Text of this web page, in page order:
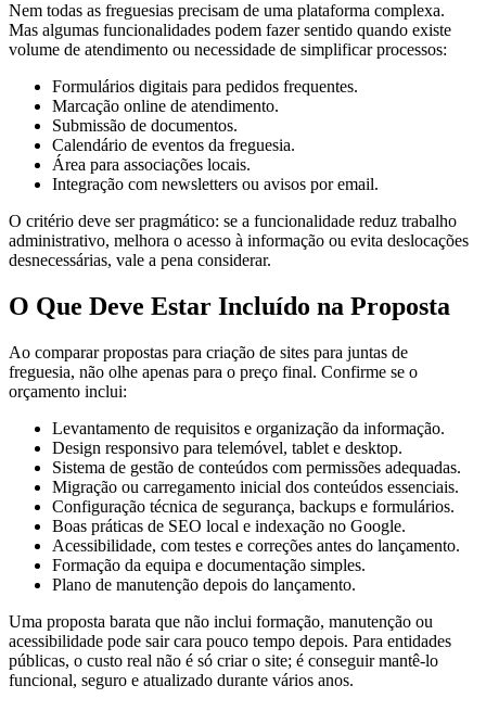
Nem todas as freguesias precisam de uma plataforma complexa.
Mas algumas funcionalidades podem fazer sentido quando existe
volume de atendimento ou necessidade de simplificar processos:
Formulários digitais para pedidos frequentes.
Marcação online de atendimento.
Submissão de documentos.
Calendário de eventos da freguesia.
Área para associações locais.
Integração com newsletters ou avisos por email.
O critério deve ser pragmático: se a funcionalidade reduz trabalho
administrativo, melhora o acesso à informação ou evita deslocações
desnecessárias, vale a pena considerar.
O Que Deve Estar Incluído na Proposta
Ao comparar propostas para criação de sites para juntas de
freguesia, não olhe apenas para o preço final. Confirme se o
orçamento inclui:
Levantamento de requisitos e organização da informação.
Design responsivo para telemóvel, tablet e desktop.
Sistema de gestão de conteúdos com permissões adequadas.
Migração ou carregamento inicial dos conteúdos essenciais.
Configuração técnica de segurança, backups e formulários.
Boas práticas de SEO local e indexação no Google.
Acessibilidade, com testes e correções antes do lançamento.
Formação da equipa e documentação simples.
Plano de manutenção depois do lançamento.
Uma proposta barata que não inclui formação, manutenção ou
acessibilidade pode sair cara pouco tempo depois. Para entidades
públicas, o custo real não é só criar o site; é conseguir mantê-lo
funcional, seguro e atualizado durante vários anos.